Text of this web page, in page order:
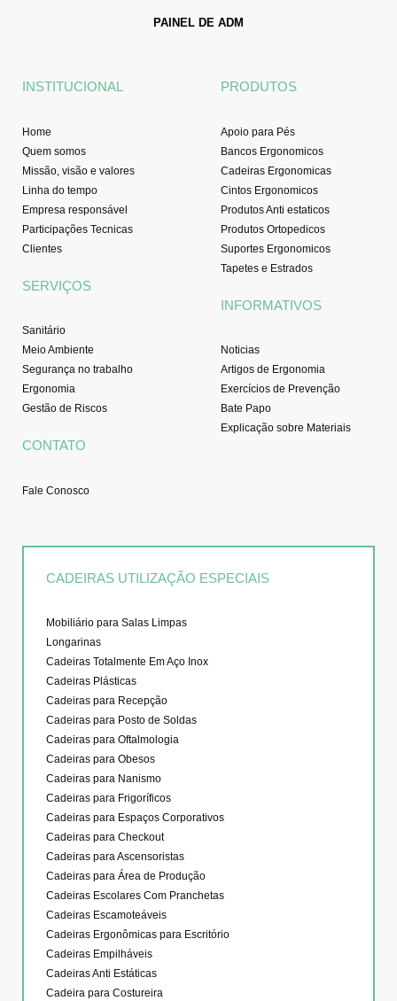
t
t
e
i
n
PAINEL DE ADM
INSTITUCIONAL
Home
Quem somos
Missão, visão e valores
Linha do tempo
Empresa responsável
Participações Tecnicas
Clientes
SERVIÇOS
Sanitário
Meio Ambiente
Segurança no trabalho
Ergonomia
Gestão de Riscos
CONTATO
Fale Conosco
PRODUTOS
Apoio para Pés
Bancos Ergonomicos
Cadeiras Ergonomicas
Cintos Ergonomicos
Produtos Anti estaticos
Produtos Ortopedicos
Suportes Ergonomicos
Tapetes e Estrados
INFORMATIVOS
Noticias
Artigos de Ergonomia
Exercícios de Prevenção
Bate Papo
Explicação sobre Materiais
CADEIRAS UTILIZAÇÃO ESPECIAIS
Mobiliário para Salas Limpas
Longarinas
Cadeiras Totalmente Em Aço Inox
Cadeiras Plásticas
Cadeiras para Recepção
Cadeiras para Posto de Soldas
Cadeiras para Oftalmologia
Cadeiras para Obesos
Cadeiras para Nanismo
Cadeiras para Frigoríficos
Cadeiras para Espaços Corporativos
Cadeiras para Checkout
Cadeiras para Ascensoristas
Cadeiras para Área de Produção
Cadeiras Escolares Com Pranchetas
Cadeiras Escamoteáveis
Cadeiras Ergonômicas para Escritório
Cadeiras Empilháveis
Cadeiras Anti Estáticas
Cadeira para Costureira